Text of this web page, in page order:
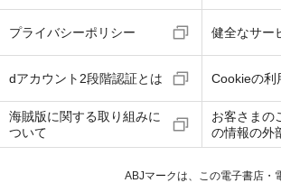
プライバシーポリシー 健全なサー
dアカウント2段階認証とは Cookieの利
海賊版に関する取り組みに
ついて
お客さまの
の情報の外
ABJマークは、この電子書店・